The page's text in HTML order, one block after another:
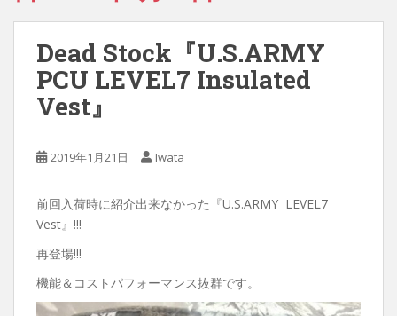
Dead Stock『U.S.ARMY
PCU LEVEL7 Insulated
Vest』
2019年1月21日 Iwata
前回入荷時に紹介出来なかった『U.S.ARMY LEVEL7
Vest』!!!
再登場!!!
機能＆コストパフォーマンス抜群です。